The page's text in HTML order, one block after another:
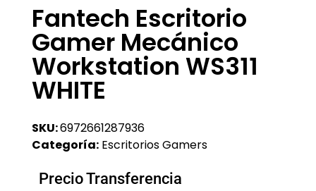
Fantech Escritorio
Gamer Mecánico
Workstation WS311
WHITE
SKU:6972661287936
Categoría: Escritorios Gamers
Precio Transferencia